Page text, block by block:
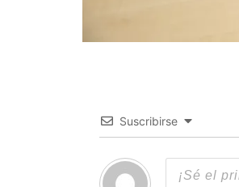
Suscribirse